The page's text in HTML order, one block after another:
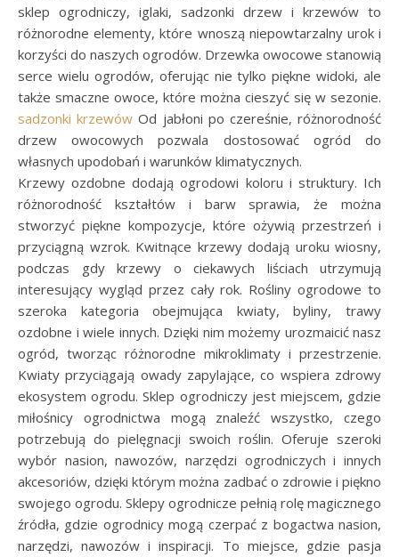
sklep ogrodniczy, iglaki, sadzonki drzew i krzewów to
różnorodne elementy, które wnoszą niepowtarzalny urok i
korzyści do naszych ogrodów. Drzewka owocowe stanowią
serce wielu ogrodów, oferując nie tylko piękne widoki, ale
także smaczne owoce, które można cieszyć się w sezonie.
sadzonki krzewów Od jabłoni po czereśnie, różnorodność
drzew owocowych pozwala dostosować ogród do
własnych upodobań i warunków klimatycznych.
Krzewy ozdobne dodają ogrodowi koloru i struktury. Ich
różnorodność kształtów i barw sprawia, że można
stworzyć piękne kompozycje, które ożywią przestrzeń i
przyciągną wzrok. Kwitnące krzewy dodają uroku wiosny,
podczas gdy krzewy o ciekawych liściach utrzymują
interesujący wygląd przez cały rok. Rośliny ogrodowe to
szeroka kategoria obejmująca kwiaty, byliny, trawy
ozdobne i wiele innych. Dzięki nim możemy urozmaicić nasz
ogród, tworząc różnorodne mikroklimaty i przestrzenie.
Kwiaty przyciągają owady zapylające, co wspiera zdrowy
ekosystem ogrodu. Sklep ogrodniczy jest miejscem, gdzie
miłośnicy ogrodnictwa mogą znaleźć wszystko, czego
potrzebują do pielęgnacji swoich roślin. Oferuje szeroki
wybór nasion, nawozów, narzędzi ogrodniczych i innych
akcesoriów, dzięki którym można zadbać o zdrowie i piękno
swojego ogrodu. Sklepy ogrodnicze pełnią rolę magicznego
źródła, gdzie ogrodnicy mogą czerpać z bogactwa nasion,
narzędzi, nawozów i inspiracji. To miejsce, gdzie pasja